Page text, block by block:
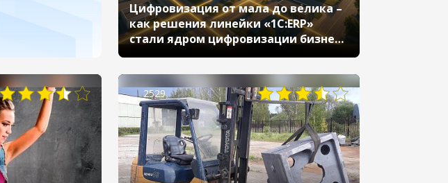
Цифровизация от мала до велика –
как решения линейки «1С:ERP»
стали ядром цифровизации бизнеса
различных масштабов и повысили
1С:ERP онлайн 17 ноября 2021 г.,
Нестеров Алексей, «1С»)
2529